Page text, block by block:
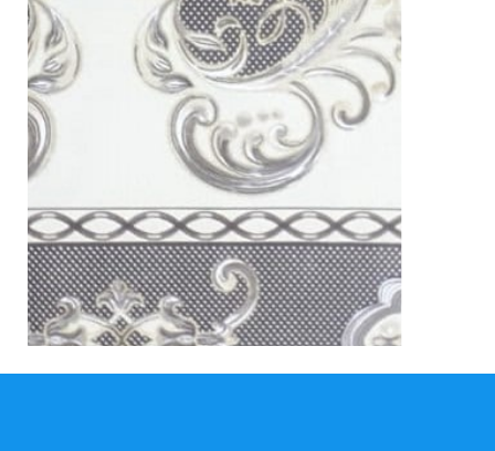
muebles y colchones